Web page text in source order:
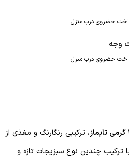
حضروی درب منزل
حضروی درب منزل
، ترکیبی رنگارنگ و مغذی از
چندین نوع سبزیجات تازه و